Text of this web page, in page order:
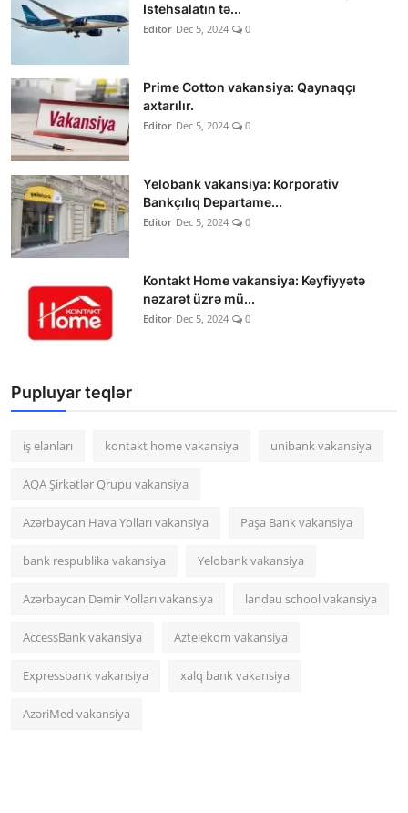
Istehsalatın tə...
Editor Dec 5, 2024 0
Prime Cotton vakansiya: Qaynaqçı
axtarılır.
Editor Dec 5, 2024 0
Yelobank vakansiya: Korporativ
Bankçılıq Departame...
Editor Dec 5, 2024 0
Kontakt Home vakansiya: Keyfiyyətə
nəzarət üzrə mü...
Editor Dec 5, 2024 0
Pupluyar teqlər
iş elanları kontakt home vakansiya unibank vakansiya
AQA Şirkətlər Qrupu vakansiya
Azərbaycan Hava Yolları vakansiya Paşa Bank vakansiya
bank respublika vakansiya Yelobank vakansiya
Azərbaycan Dəmir Yolları vakansiya landau school vakansiya
AccessBank vakansiya Aztelekom vakansiya
Expressbank vakansiya xalq bank vakansiya
AzəriMed vakansiya